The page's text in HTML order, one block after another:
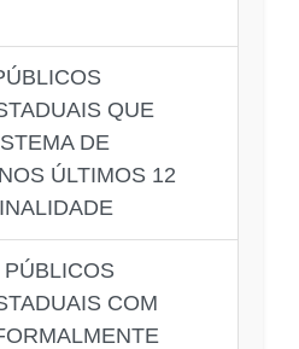
QUE
DE
ÚLTIMOS 12
COM